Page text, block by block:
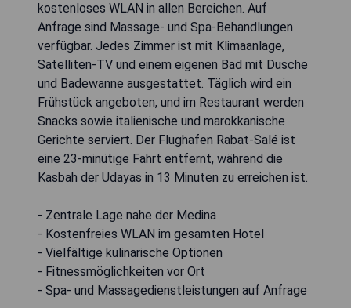
kostenloses WLAN in allen Bereichen. Auf
Anfrage sind Massage- und Spa-Behandlungen
verfügbar. Jedes Zimmer ist mit Klimaanlage,
Satelliten-TV und einem eigenen Bad mit Dusche
und Badewanne ausgestattet. Täglich wird ein
Frühstück angeboten, und im Restaurant werden
Snacks sowie italienische und marokkanische
Gerichte serviert. Der Flughafen Rabat-Salé ist
eine 23-minütige Fahrt entfernt, während die
Kasbah der Udayas in 13 Minuten zu erreichen ist.
- Zentrale Lage nahe der Medina
- Kostenfreies WLAN im gesamten Hotel
- Vielfältige kulinarische Optionen
- Fitnessmöglichkeiten vor Ort
- Spa- und Massagedienstleistungen auf Anfrage